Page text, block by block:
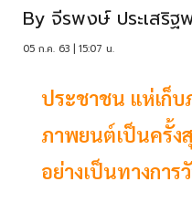
By จีรพงษ์ ประเสริฐ
05 ก.ค. 63 | 15:07 น.
ประชาชน แห่เก็
ภาพยนต์เป็นครั้ง
อย่างเป็นทางการ